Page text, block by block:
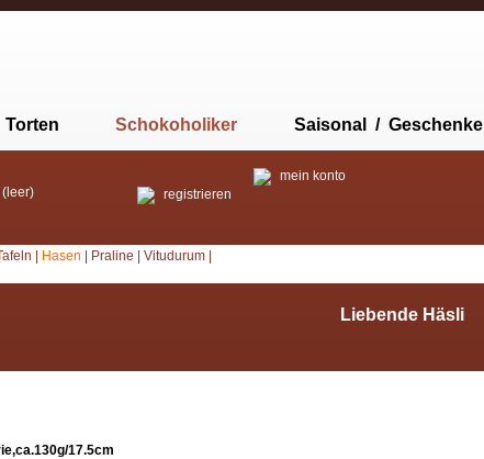
Torten Schokoholiker Saisonal / Geschenke
registrieren
mein konto
Hasen Praline Vitudurum
Liebende Häsli
17.5cm